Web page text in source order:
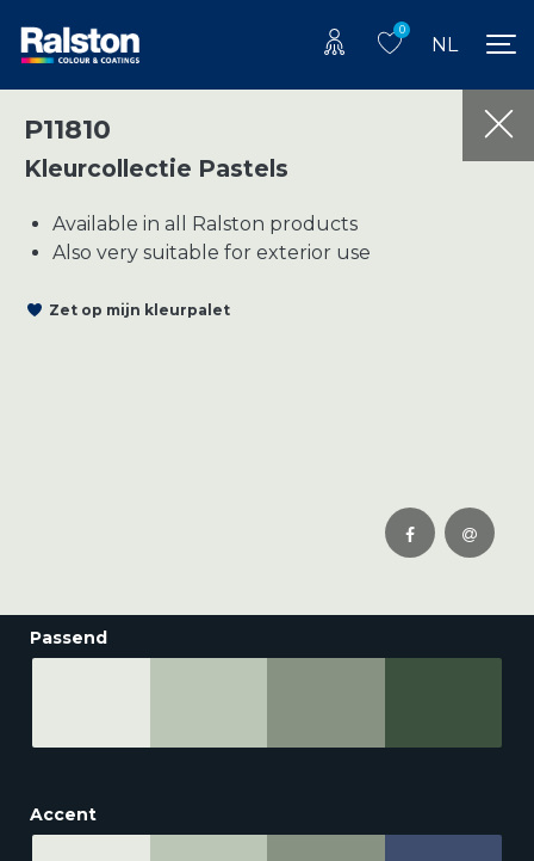
0
NL
P11810
Kleurcollectie Pastels
Available in all Ralston products
Also very suitable for exterior use
Zet op mijn kleurpalet
Passend
Accent